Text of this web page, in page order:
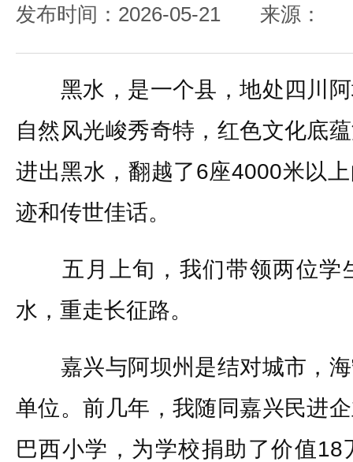
发布时间：2026-05-21 来源：
黑水，是一个县，地处四川阿
自然风光峻秀奇特，红色文化底
进出黑水，翻越了6座4000米以
迹和传世佳话。
五月上旬，我们带领两位学
水，重走长征路。
嘉兴与阿坝州是结对城市，海
单位。前几年，我随同嘉兴民进
巴西小学，为学校捐助了价值